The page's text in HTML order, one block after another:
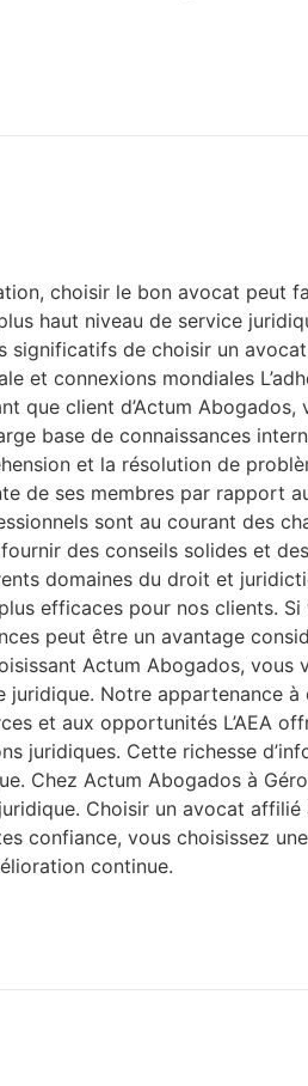
choisir le bon avocat peut
haut niveau de service
significatifs de choisir un
connexions mondiales
que client d’Actum
base de connaissances
et la résolution de
de ses membres par rapport
sont au courant des
des conseils solides et
domaines du droit et
efficaces pour nos clients.
peut être un avantage
Actum Abogados, vous
juridique. Notre appartenance
et aux opportunités L’AEA
juridiques. Cette richesse
Chez Actum Abogados à
Choisir un avocat affilié
confiance, vous choisissez
continue.